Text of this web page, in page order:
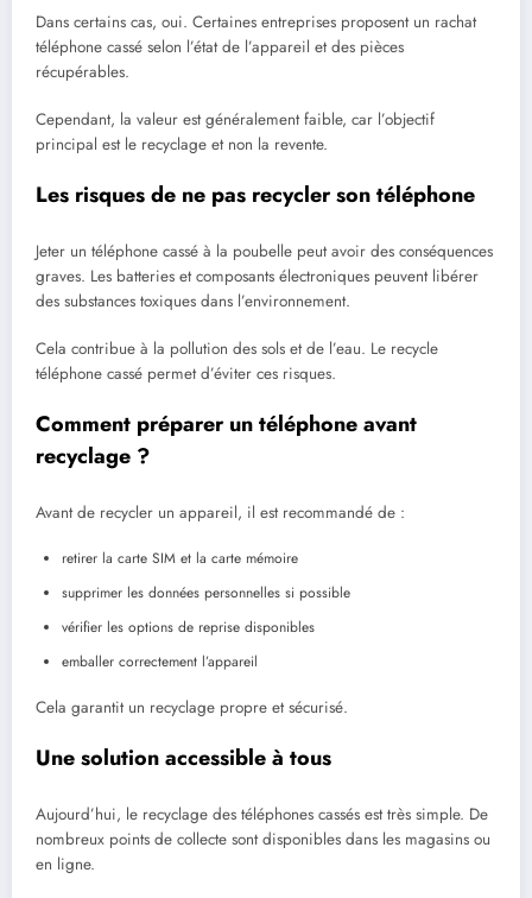
Dans certains cas, oui. Certaines entreprises proposent un rachat
téléphone cassé selon l’état de l’appareil et des pièces
récupérables.
Cependant, la valeur est généralement faible, car l’objectif
principal est le recyclage et non la revente.
Les risques de ne pas recycler son téléphone
Jeter un téléphone cassé à la poubelle peut avoir des conséquences
graves. Les batteries et composants électroniques peuvent libérer
des substances toxiques dans l’environnement.
Cela contribue à la pollution des sols et de l’eau. Le recycle
téléphone cassé permet d’éviter ces risques.
Comment préparer un téléphone avant
recyclage ?
Avant de recycler un appareil, il est recommandé de :
retirer la carte SIM et la carte mémoire
supprimer les données personnelles si possible
vérifier les options de reprise disponibles
emballer correctement l’appareil
Cela garantit un recyclage propre et sécurisé.
Une solution accessible à tous
Aujourd’hui, le recyclage des téléphones cassés est très simple. De
nombreux points de collecte sont disponibles dans les magasins ou
en ligne.